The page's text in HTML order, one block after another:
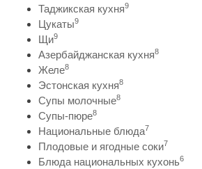
Таджикская кухня9
Цукаты9
Щи9
Азербайджанская кухня8
Желе8
Эстонская кухня8
Супы молочные8
Супы-пюре8
Национальные блюда7
Плодовые и ягодные соки7
Блюда национальных кухонь6